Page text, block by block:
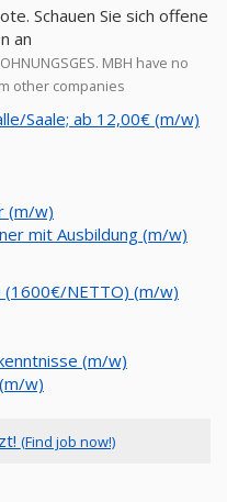
Schauen Sie sich offene
an
MBH have no
other companies
Saale; ab 12,00€ (m/w)
(m/w)
mit Ausbildung (m/w)
(1600€/NETTO) (m/w)
(m/w)
w)
(Find job now!)